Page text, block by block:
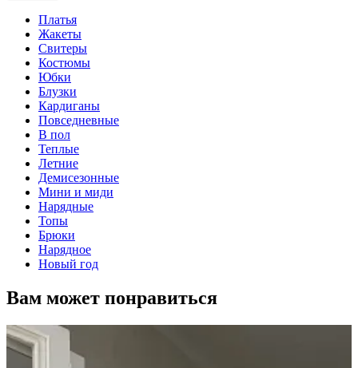
Платья
Жакеты
Свитеры
Костюмы
Юбки
Блузки
Кардиганы
Повседневные
В пол
Теплые
Летние
Демисезонные
Мини и миди
Нарядные
Топы
Брюки
Нарядное
Новый год
Вам может понравиться